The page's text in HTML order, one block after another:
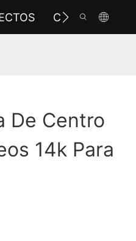
CONTÁCTENOS
De Centro
14k Para